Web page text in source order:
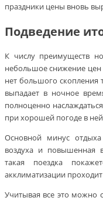
праздники цены вновь
Подведение
К числу преимуществ
небольшое снижение цен
нет большого скопления
выпадает в ночное
полноценно
при хорошей погоде в
Основной минус
воздуха и повышенная
такая поездка
акклиматизации
Учитывая все это можно